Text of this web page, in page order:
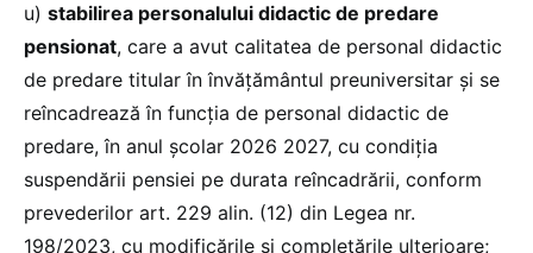
u) stabilirea personalului didactic de predare
pensionat, care a avut calitatea de personal didactic
de predare titular în învățământul preuniversitar şi se
reîncadrează în funcţia de personal didactic de
predare, în anul şcolar 2026 2027, cu condiția
suspendării pensiei pe durata reîncadrării, conform
prevederilor art. 229 alin. (12) din Legea nr.
198/2023, cu modificările şi completările ulterioare;